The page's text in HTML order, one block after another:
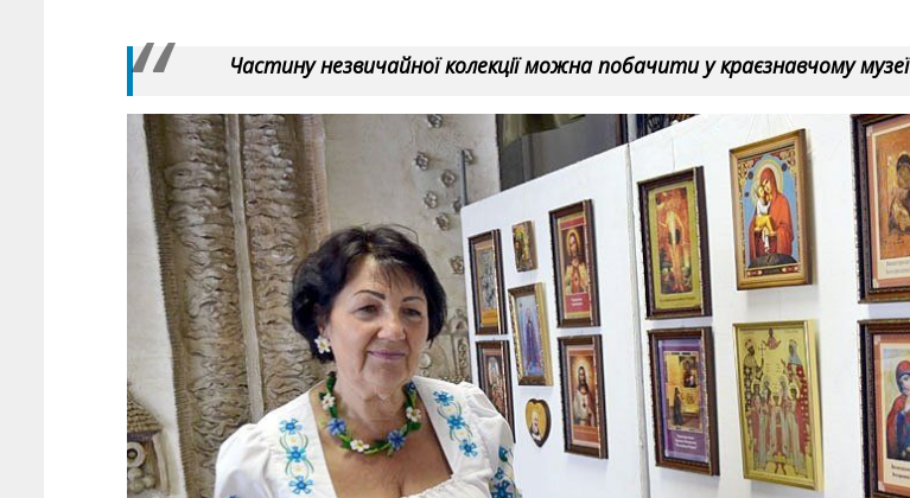
Частину незвичайної колекції можна побачити у краєзнавчому музеї